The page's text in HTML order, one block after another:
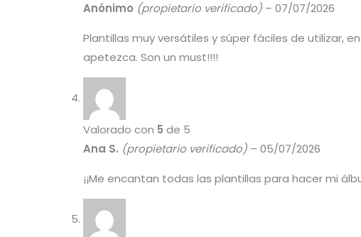
Anónimo (propietario verificado) – 07/07/2026
Plantillas muy versátiles y súper fáciles de utilizar,
apetezca. Son un must!!!!
Valorado con 5 de 5
Ana S. (propietario verificado) – 05/07/2026
¡¡Me encantan todas las plantillas para hacer mi